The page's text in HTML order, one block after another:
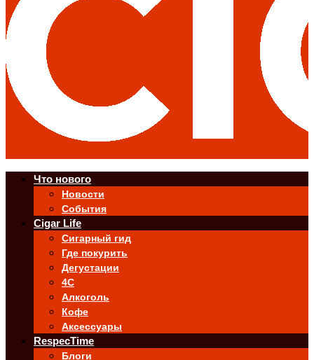
Что нового
Новости
События
Cigar Life
Сигарный гид
Где покурить
Дегустации
4C
Алкоголь
Кофе
Аксессуары
RespecTime
Блоги